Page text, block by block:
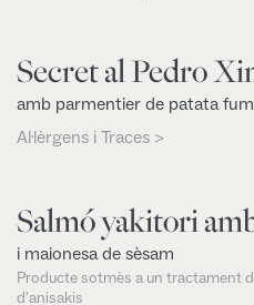
Secret al Pedro
amb parmentier de patata
Al·lèrgens i Traces >
Salmó yakitori
i maionesa de sèsam
Producte sotmès a un tractament
d'anisakis